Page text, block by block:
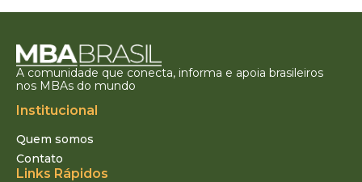
A comunidade que conecta, informa e apoia brasileiros
nos MBAs do mundo
Institucional
Quem somos
Contato
Links Rápidos